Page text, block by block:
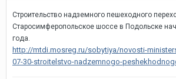
Строительство надземного пешеходного
Старосимферопольское шоссе в Подольске
года.
http://mtdi.mosreg.ru/sobytiya/novosti-
07-30-stroitelstvo-nadzemnogo-